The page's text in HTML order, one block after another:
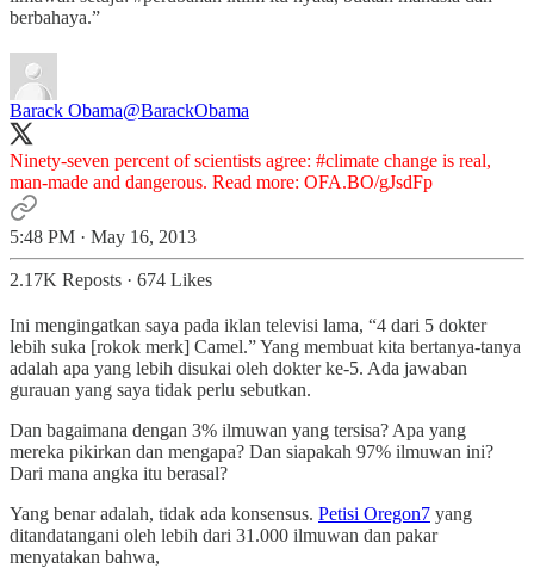
berbahaya.”
Barack Obama@BarackObama
Ninety-seven percent of scientists agree: #climate change is real,
man-made and dangerous. Read more: OFA.BO/gJsdFp
5:48 PM · May 16, 2013
2.17K Reposts · 674 Likes
Ini mengingatkan saya pada iklan televisi lama, “4 dari 5 dokter
lebih suka [rokok merk] Camel.” Yang membuat kita bertanya-tanya
adalah apa yang lebih disukai oleh dokter ke-5. Ada jawaban
gurauan yang saya tidak perlu sebutkan.
Dan bagaimana dengan 3% ilmuwan yang tersisa? Apa yang
mereka pikirkan dan mengapa? Dan siapakah 97% ilmuwan ini?
Dari mana angka itu berasal?
Yang benar adalah, tidak ada konsensus. Petisi Oregon7 yang
ditandatangani oleh lebih dari 31.000 ilmuwan dan pakar
menyatakan bahwa,